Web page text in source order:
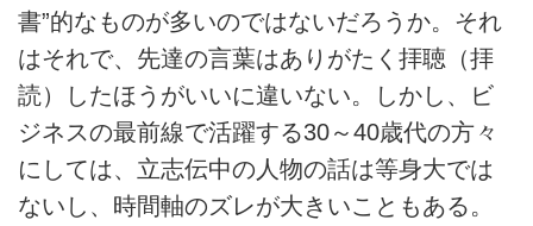
書”的なものが多いのではないだろうか。それ
はそれで、先達の言葉はありがたく拝聴（拝
読）したほうがいいに違いない。しかし、ビ
ジネスの最前線で活躍する30～40歳代の方々
にしては、立志伝中の人物の話は等身大では
ないし、時間軸のズレが大きいこともある。